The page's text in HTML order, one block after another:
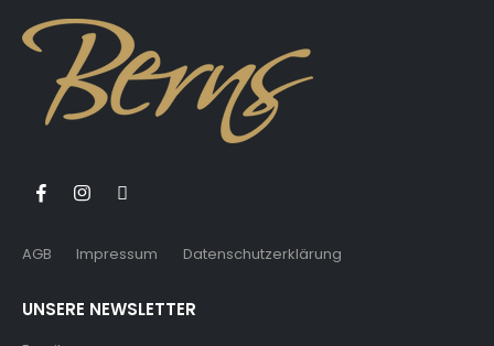
AGB Impressum Datenschutzerklärung
UNSERE NEWSLETTER